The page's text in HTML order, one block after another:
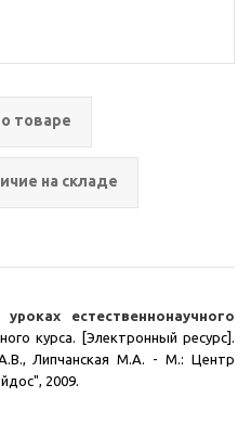
товаре
на складе
естественнонаучного
курса. [Электронный ресурс].
Липчанская М.А. - М.: Центр
2009.